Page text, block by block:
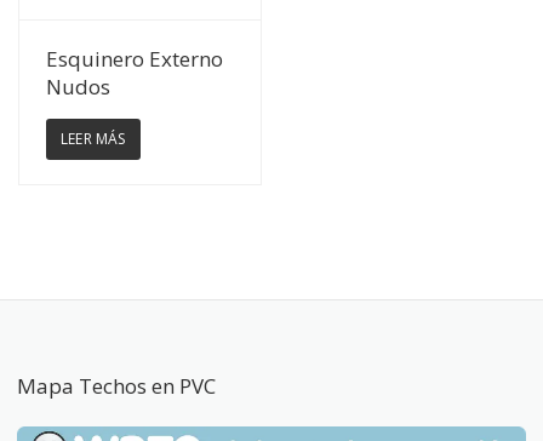
Ver Detalles
Esquinero Externo
Nudos
LEER MÁS
Mapa Techos en PVC